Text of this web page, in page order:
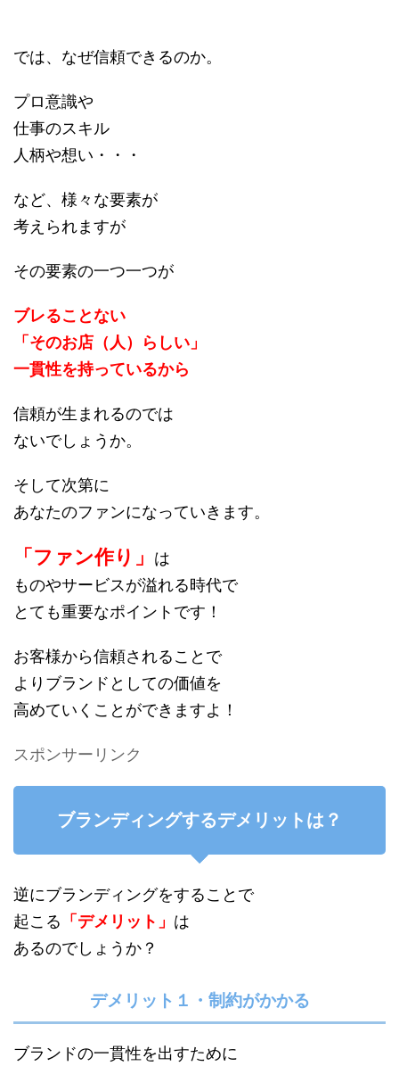
では、なぜ信頼できるのか。
プロ意識や
仕事のスキル
人柄や想い・・・
など、様々な要素が
考えられますが
その要素の一つ一つが
ブレることない
「そのお店（人）らしい」
一貫性を持っているから
信頼が生まれるのでは
ないでしょうか。
そして次第に
あなたのファンになっていきます。
「ファン作り」
は
ものやサービスが溢れる時代で
とても重要なポイントです！
お客様から信頼されることで
よりブランドとしての価値を
高めていくことができますよ！
スポンサーリンク
ブランディングするデメリットは？
逆にブランディングをすることで
起こる 「デメリット」 は
あるのでしょうか？
デメリット１・制約がかかる
ブランドの一貫性を出すために